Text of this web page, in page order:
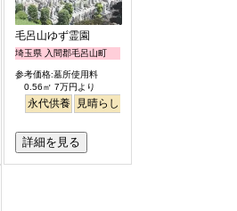
ガーデニング 公園墓地
毛呂山ゆず霊園
埼玉県 入間郡毛呂山町
参考価格:墓所使用料
0.56㎡ 7万円より
永代供養 見晴らし・眺望
詳細を見る